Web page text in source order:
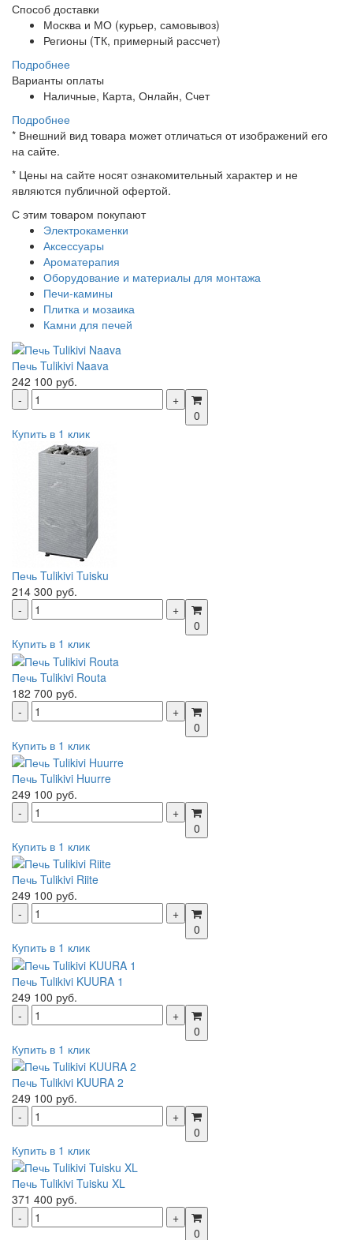
Способ доставки
Москва и МО (курьер, самовывоз)
Регионы (ТК, примерный рассчет)
Подробнее
Варианты оплаты
Наличные, Карта, Онлайн, Счет
Подробнее
* Внешний вид товара может отличаться от изображений его
на сайте.
* Цены на сайте носят ознакомительный характер и не
являются публичной офертой.
С этим товаром покупают
Электрокаменки
Аксессуары
Ароматерапия
Оборудование и материалы для монтажа
Печи-камины
Плитка и мозаика
Камни для печей
Печь Tulikivi Naava
242 100 руб.
0
Купить в 1 клик
Печь Tulikivi Tuisku
214 300 руб.
0
Купить в 1 клик
Печь Tulikivi Routa
182 700 руб.
0
Купить в 1 клик
Печь Tulikivi Huurre
249 100 руб.
0
Купить в 1 клик
Печь Tulikivi Riite
249 100 руб.
0
Купить в 1 клик
Печь Tulikivi KUURA 1
249 100 руб.
0
Купить в 1 клик
Печь Tulikivi KUURA 2
249 100 руб.
0
Купить в 1 клик
Печь Tulikivi Tuisku XL
371 400 руб.
0